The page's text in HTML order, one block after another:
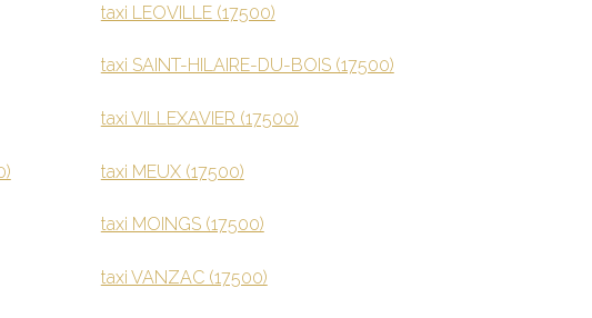
taxi LEOVILLE (17500)
taxi SAINT-HILAIRE-DU-BOIS (17500)
taxi VILLEXAVIER (17500)
taxi MEUX (17500)
taxi MOINGS (17500)
taxi VANZAC (17500)